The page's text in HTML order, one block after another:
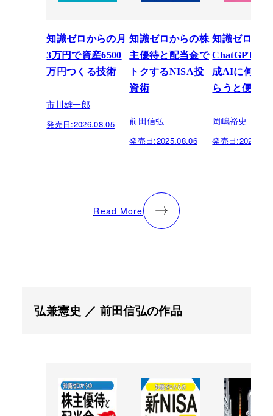
知識ゼロからの月
3万円で資産6500
万円つくる技術
市川雄一郎
発売日:2026.08.05
知識ゼロからの株
主優待と配当金で
トクするNISA投
資術
前田信弘
発売日:2025.08.06
知識ゼロか
ChatGPT入
成AIに何を
らうと便利
岡嶋裕史
発売日:
Read More
弘兼憲史 ／ 前田信弘の作品